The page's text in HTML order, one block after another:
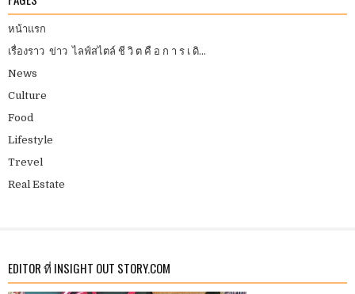
หน้าแรก
เรื่องราว ข่าว ไลฟ์สไตล์ ชี วิ ต คื อ ก า ร เ ดิ...
News
Culture
Food
Lifestyle
Trevel
Real Estate
EDITOR ที่ INSIGHT OUT STORY.COM